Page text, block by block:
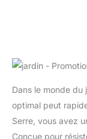
Dans le monde
optimal peut
Serre, vous avez
Conçue pour